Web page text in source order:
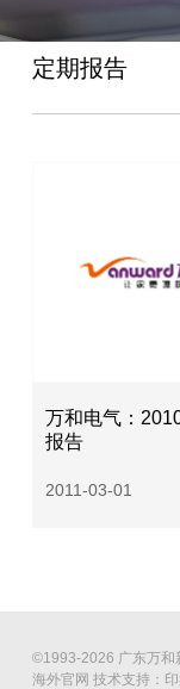
定期报告
万和电气：
报告
2011-03-01
©1993-2026 广东万和
海外官网 技术支持：